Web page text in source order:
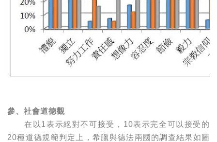
參、社會道德觀
在以1表示絕對不可接受，10表示完全可以接受的
20種道德規範判定上，希臘與德法兩國的調查結果如圖